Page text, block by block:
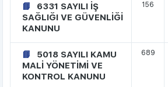
6331 SAYILI İŞ
SAĞLIĞI VE GÜVENLİĞİ
KANUNU
156
5018 SAYILI KAMU
MALİ YÖNETİMİ VE
KONTROL KANUNU
689